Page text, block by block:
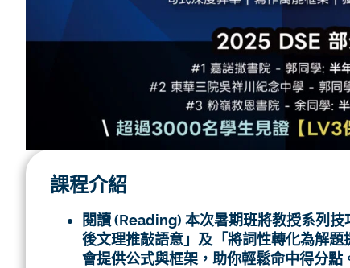
課程介紹
閱讀 (Reading) 本次暑期班將教授系列
後文理推敲語意」及「將詞性轉化為解
會提供公式與框架，助你輕鬆命中得分點